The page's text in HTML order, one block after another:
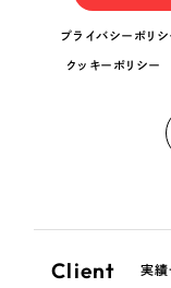
プライバシーポリシ
クッキーポリシー
Client 実績